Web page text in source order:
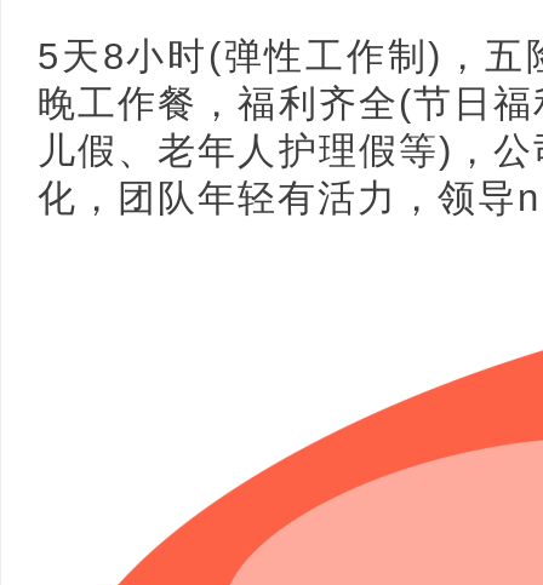
5天8小时(弹性工作制)，五
晚工作餐，福利齐全(节日
儿假、老年人护理假等)，
化，团队年轻有活力，领导